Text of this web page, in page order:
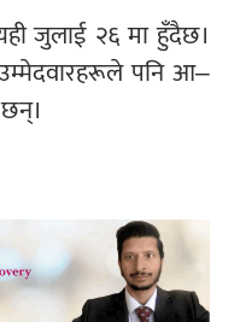
जुलाई २६ मा हुँदैछ।
पनि आ–